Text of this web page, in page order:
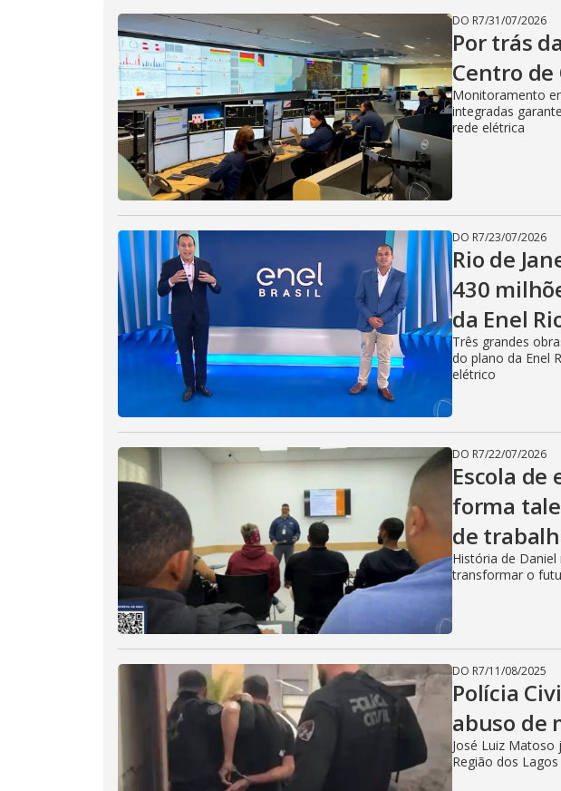
i
d
e
o
DO R7/31/07/2026
Por trás
Centro de
Monitoramento
integradas
rede elétrica
DO R7/23/07/2026
Rio de
430
da Enel
Três grandes
do plano da Enel
elétrico
DO R7/22/07/2026
Escola de
forma
de
História de
transformar o
DO R7/11/08/2025
Polícia
abuso de
José Luiz
Região dos Lagos